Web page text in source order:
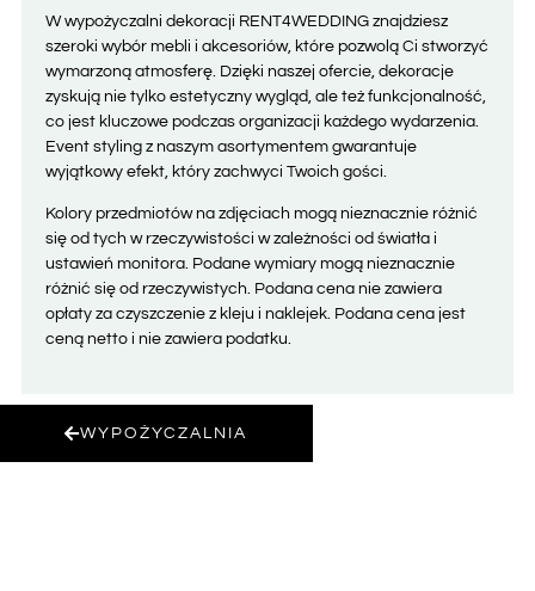
W wypożyczalni dekoracji RENT4WEDDING znajdziesz
szeroki wybór mebli i akcesoriów, które pozwolą Ci stworzyć
wymarzoną atmosferę. Dzięki naszej ofercie, dekoracje
zyskują nie tylko estetyczny wygląd, ale też funkcjonalność,
co jest kluczowe podczas organizacji każdego wydarzenia.
Event styling z naszym asortymentem gwarantuje
wyjątkowy efekt, który zachwyci Twoich gości.
Kolory przedmiotów na zdjęciach mogą nieznacznie różnić
się od tych w rzeczywistości w zależności od światła i
ustawień monitora. Podane wymiary mogą nieznacznie
różnić się od rzeczywistych. Podana cena nie zawiera
opłaty za czyszczenie z kleju i naklejek. Podana cena jest
ceną netto i nie zawiera podatku.
WYPOŻYCZALNIA